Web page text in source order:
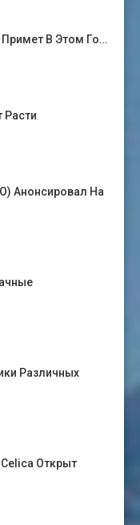
Примет В Этом Го…
Расти
Анонсировал На
Различных
Открыт